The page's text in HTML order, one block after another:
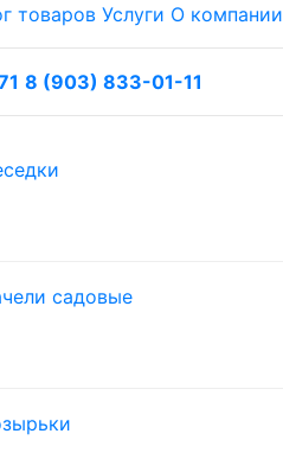
товаров Услуги О компании
8 (903) 833-01-11
садовые